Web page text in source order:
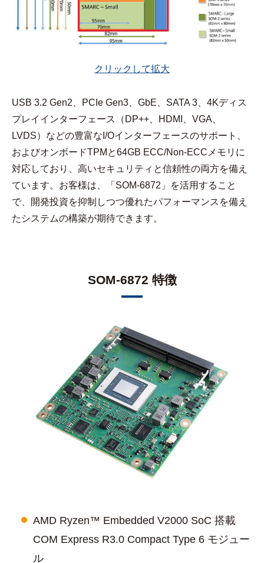
クリックして拡大
USB 3.2 Gen2、PCIe Gen3、GbE、SATA 3、4Kディス
プレイインターフェース（DP++、HDMI、VGA、
LVDS）などの豊富なI/Oインターフェースのサポート、
およびオンボードTPMと64GB ECC/Non-ECCメモリに
対応しており、高いセキュリティと信頼性の両方を備え
ています。お客様は、「SOM-6872」を活用すること
で、開発投資を抑制しつつ優れたパフォーマンスを備え
たシステムの構築が期待できます。
SOM-6872 特徴
AMD Ryzen™ Embedded V2000 SoC 搭載
COM Express R3.0 Compact Type 6 モジュー
ル